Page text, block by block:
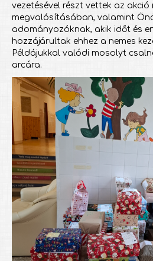
vezetésével részt vettek az akció
megvalósításában, valamint
adományozóknak, akik időt és
hozzájárultak ehhez a nemes
Példájukkal valódi mosolyt
arcára.